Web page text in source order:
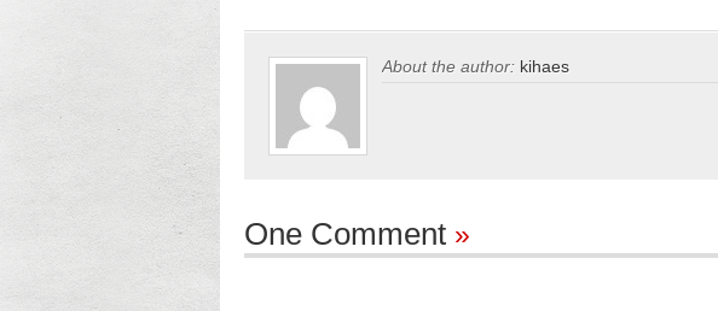
pencerede
açılır)
About the author: kihaes
One Comment »